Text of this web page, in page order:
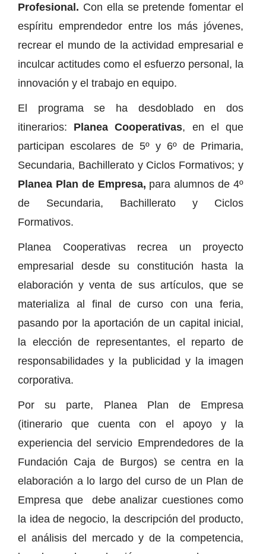
Profesional. Con ella se pretende fomentar el
espíritu emprendedor entre los más jóvenes,
recrear el mundo de la actividad empresarial e
inculcar actitudes como el esfuerzo personal, la
innovación y el trabajo en equipo.
El programa se ha desdoblado en dos
itinerarios: Planea Cooperativas, en el que
participan escolares de 5º y 6º de Primaria,
Secundaria, Bachillerato y Ciclos Formativos; y
Planea Plan de Empresa, para alumnos de 4º
de Secundaria, Bachillerato y Ciclos
Formativos.
Planea Cooperativas recrea un proyecto
empresarial desde su constitución hasta la
elaboración y venta de sus artículos, que se
materializa al final de curso con una feria,
pasando por la aportación de un capital inicial,
la elección de representantes, el reparto de
responsabilidades y la publicidad y la imagen
corporativa.
Por su parte, Planea Plan de Empresa
(itinerario que cuenta con el apoyo y la
experiencia del servicio Emprendedores de la
Fundación Caja de Burgos) se centra en la
elaboración a lo largo del curso de un Plan de
Empresa que debe analizar cuestiones como
la idea de negocio, la descripción del producto,
el análisis del mercado y de la competencia,